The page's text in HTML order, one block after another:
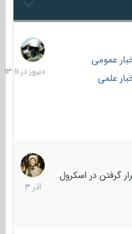
عمومی
علمی
دیروز
در
13:11
در اسکرول
7
آذر
1403